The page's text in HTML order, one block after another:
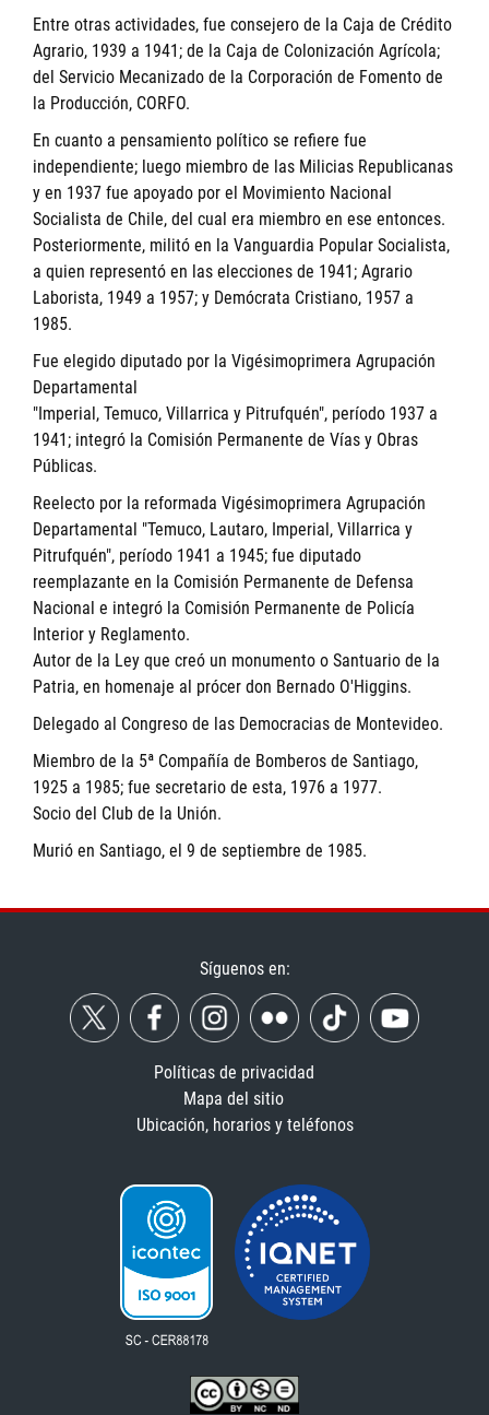
Entre otras actividades, fue consejero de la Caja de Crédito
Agrario, 1939 a 1941; de la Caja de Colonización Agrícola;
del Servicio Mecanizado de la Corporación de Fomento de
la Producción, CORFO.
En cuanto a pensamiento político se refiere fue
independiente; luego miembro de las Milicias Republicanas
y en 1937 fue apoyado por el Movimiento Nacional
Socialista de Chile, del cual era miembro en ese entonces.
Posteriormente, militó en la Vanguardia Popular Socialista,
a quien representó en las elecciones de 1941; Agrario
Laborista, 1949 a 1957; y Demócrata Cristiano, 1957 a
1985.
Fue elegido diputado por la Vigésimoprimera Agrupación
Departamental
"Imperial, Temuco, Villarrica y Pitrufquén", período 1937 a
1941; integró la Comisión Permanente de Vías y Obras
Públicas.
Reelecto por la reformada Vigésimoprimera Agrupación
Departamental "Temuco, Lautaro, Imperial, Villarrica y
Pitrufquén", período 1941 a 1945; fue diputado
reemplazante en la Comisión Permanente de Defensa
Nacional e integró la Comisión Permanente de Policía
Interior y Reglamento.
Autor de la Ley que creó un monumento o Santuario de la
Patria, en homenaje al prócer don Bernado O'Higgins.
Delegado al Congreso de las Democracias de Montevideo.
Miembro de la 5ª Compañía de Bomberos de Santiago,
1925 a 1985; fue secretario de esta, 1976 a 1977.
Socio del Club de la Unión.
Murió en Santiago, el 9 de septiembre de 1985.
Síguenos en:
Políticas de privacidad
Mapa del sitio
Ubicación, horarios y teléfonos